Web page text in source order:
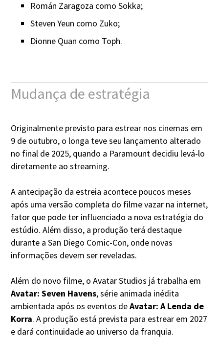
Román Zaragoza como Sokka;
Steven Yeun como Zuko;
Dionne Quan como Toph.
Mudança de estratégia
Originalmente previsto para estrear nos cinemas em
9 de outubro, o longa teve seu lançamento alterado
no final de 2025, quando a Paramount decidiu levá-lo
diretamente ao streaming.
A antecipação da estreia acontece poucos meses
após uma versão completa do filme vazar na internet,
fator que pode ter influenciado a nova estratégia do
estúdio. Além disso, a produção terá destaque
durante a San Diego Comic-Con, onde novas
informações devem ser reveladas.
Além do novo filme, o Avatar Studios já trabalha em
Avatar: Seven Havens, série animada inédita
ambientada após os eventos deAvatar: A Lenda de
Korra. A produção está prevista para estrear em 2027
e dará continuidade ao universo da franquia.